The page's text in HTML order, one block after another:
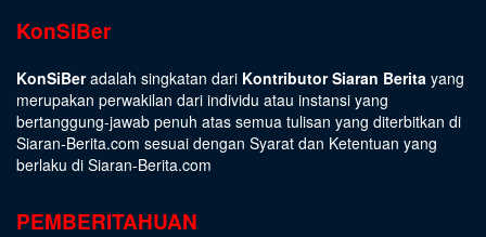
KonSiBer
KonSiBeradalah singkatan dari Kontributor Siaran Berita yang
merupakan perwakilan dari individu atau instansi yang
bertanggung-jawab penuh atas semua tulisan yang diterbitkan di
Siaran-Berita.com sesuai dengan Syarat dan Ketentuan yang
berlaku di Siaran-Berita.com
PEMBERITAHUAN